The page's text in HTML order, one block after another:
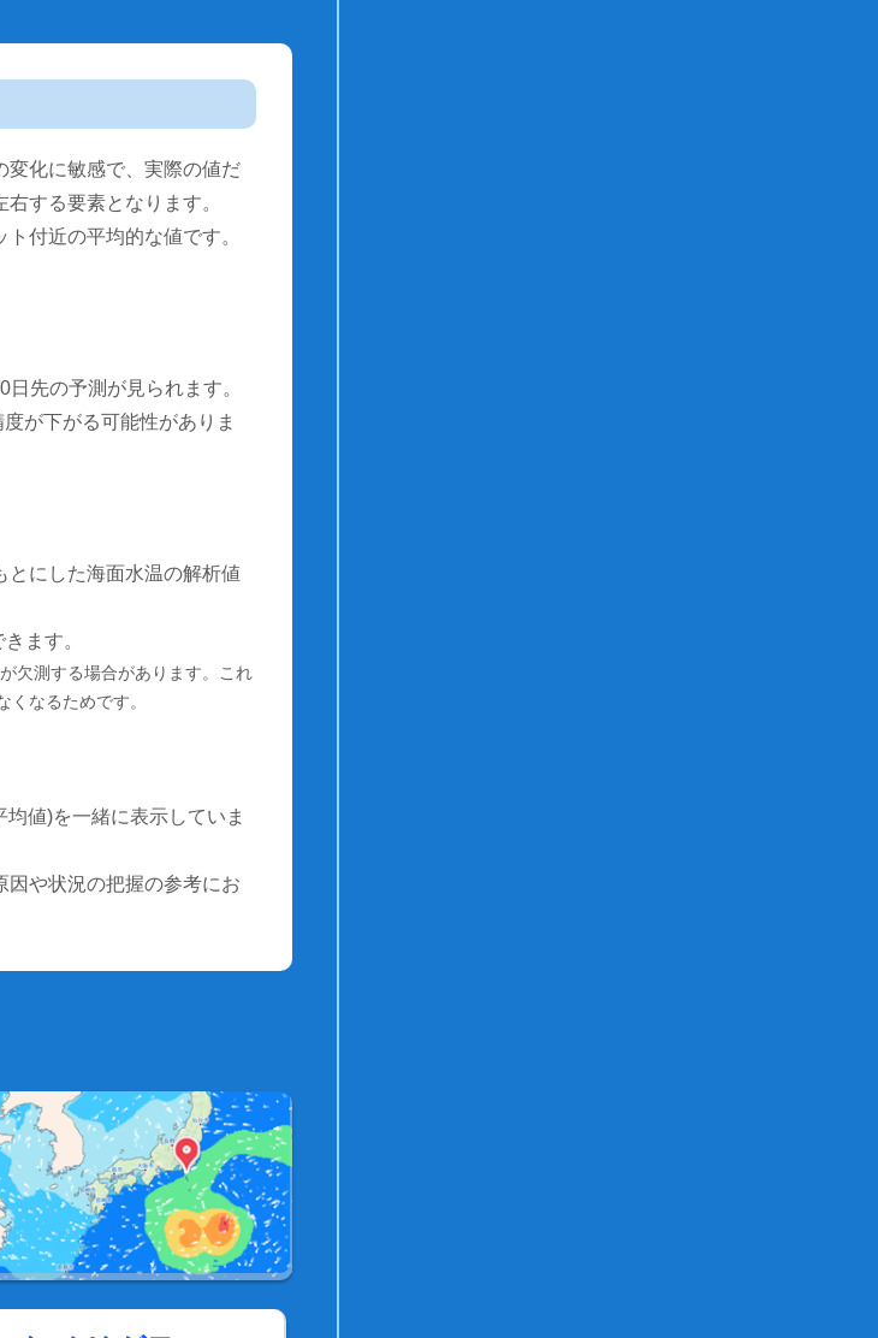
変化に敏感で、実際の値だ
する要素となります。
付近の平均的な値です。
先の予測が見られます。
が下がる可能性がありま
とにした海面水温の解析値
ます。
欠測する場合があります。これ
なるためです。
値)を一緒に表示していま
因や状況の把握の参考にお